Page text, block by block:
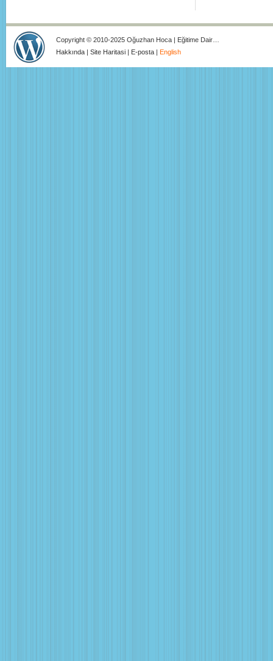
Copyright © 2010-2025 Oğuzhan Hoca | Eğitime Dair…
Hakkında | Site Haritasi | E-posta | English